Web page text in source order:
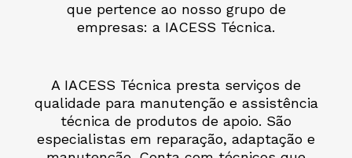
que pertence ao nosso grupo de
empresas: a IACESS Técnica.
A IACESS Técnica presta serviços de
qualidade para manutenção e assistência
técnica de produtos de apoio. São
especialistas em reparação, adaptação e